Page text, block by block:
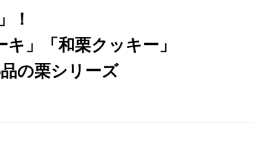
！
」「和栗クッキー」
品の栗シリーズ